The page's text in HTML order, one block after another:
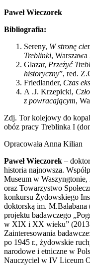
Paweł Wieczorek
Bibliografia:
Sereny, W stronę
Treblinki, Warszawa
Glazar, Przeżyć
historyczny”, red.
Friedlander, Czas
A .J. Krzepicki,
z powracającym,
Zdj. Tor kolejowy do
obóz pracy Treblinka I
Opracowała Anna Kilian
Paweł Wieczorek –
historia najnowsza.
Museum w
oraz Towarzystwo
konkursu Żydowskiego
doktorską im.
projektu badawczego
w XIX i XX wieku”
Zainteresowania
po 1945 r., żydowskie
narodowe i etniczne w
Nauczyciel w IV Liceum